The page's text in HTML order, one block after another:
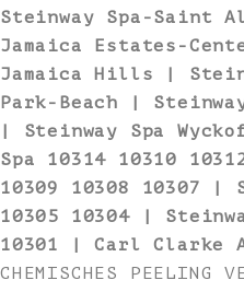
Steinway Spa-Saint
Jamaica Estates-
Jamaica Hills |
Park-Beach |
| Steinway Spa
Spa 10314 10310
10309 10308 10307 |
10305 10304 |
10301 | Carl Clarke
CHEMISCHES PEELING